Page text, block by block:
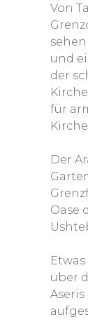
Von
und
der
für
Der
Oase
über